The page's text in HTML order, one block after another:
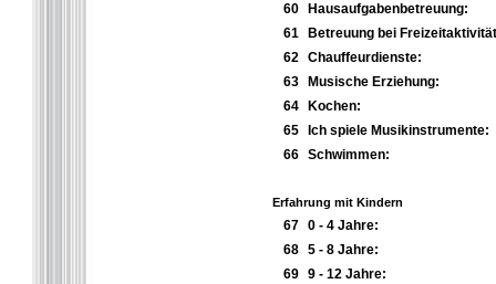
60
Hausaufgabenbetreuung:
61
Betreuung bei
62
Chauffeurdienste:
63
Musische Erziehung:
64
Kochen:
65
Ich spiele Musikinstrumente:
66
Schwimmen:
Erfahrung mit Kindern
67
0 - 4 Jahre:
68
5 - 8 Jahre:
69
9 - 12 Jahre: